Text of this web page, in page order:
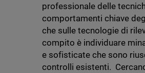
professionale delle
comportamenti chiave
che sulle tecnologie di
compito è individuare
e sofisticate che sono
controlli esistenti.